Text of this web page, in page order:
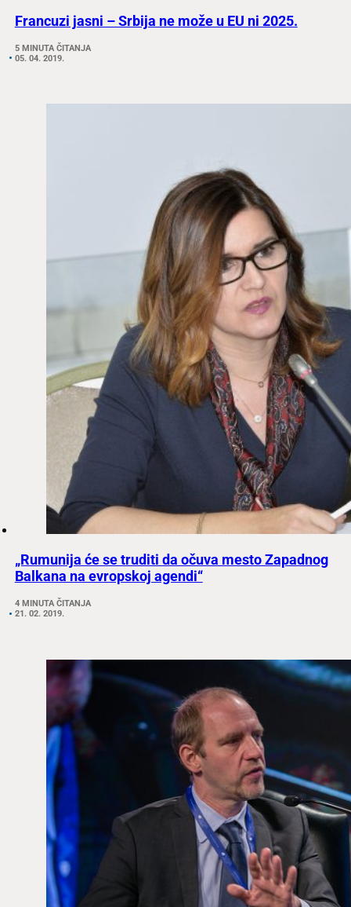
Francuzi jasni – Srbija ne može u EU ni 2025.
5 MINUTA ČITANJA
05. 04. 2019.
„Rumunija će se truditi da očuva mesto Zapadnog
Balkana na evropskoj agendi“
4 MINUTA ČITANJA
21. 02. 2019.